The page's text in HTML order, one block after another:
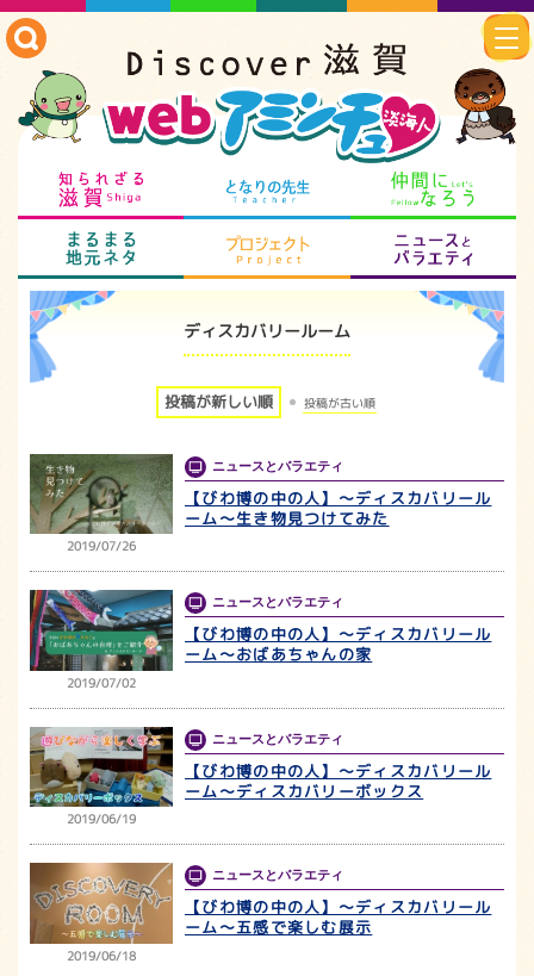
知られざる滋賀 となりの先生
まるまる地元ネタ プロジェクト
ディスカバリールーム
投稿が新しい順 投稿が古い順
2019/07/26
ニュースとバラエティ
【びわ博の中の人】～ディスカバリール
ーム～生き物見つけてみた
2019/07/02
ニュースとバラエティ
【びわ博の中の人】～ディスカバリール
ーム～おばあちゃんの家
2019/06/19
ニュースとバラエティ
【びわ博の中の人】～ディスカバリール
ーム～ディスカバリーボックス
2019/06/18
ニュースとバラエティ
【びわ博の中の人】～ディスカバリール
ーム～五感で楽しむ展示